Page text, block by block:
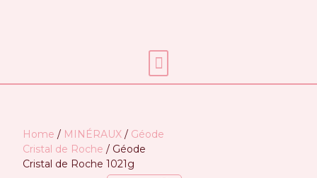
Home / MINÉRAUX / Géode
Cristal de Roche / Géode
Cristal de Roche 1021g